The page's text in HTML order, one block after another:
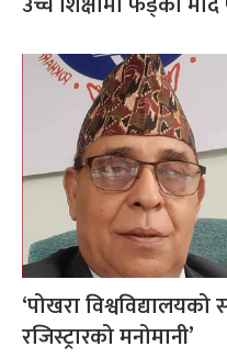
‘पोखरा
रजिस्ट्रारको मनोमानी’